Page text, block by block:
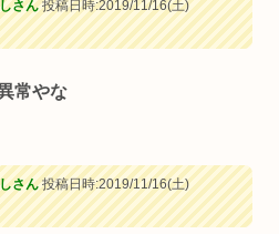
さん投稿日時:2019/11/16(土)
常やな
さん投稿日時:2019/11/16(土)